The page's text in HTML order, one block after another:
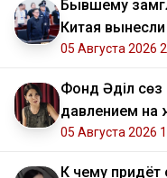
Бывшему
Китая
05 Августа 2026
Фонд Әділ сөз
давлением на
05 Августа 2026
К чему придёт